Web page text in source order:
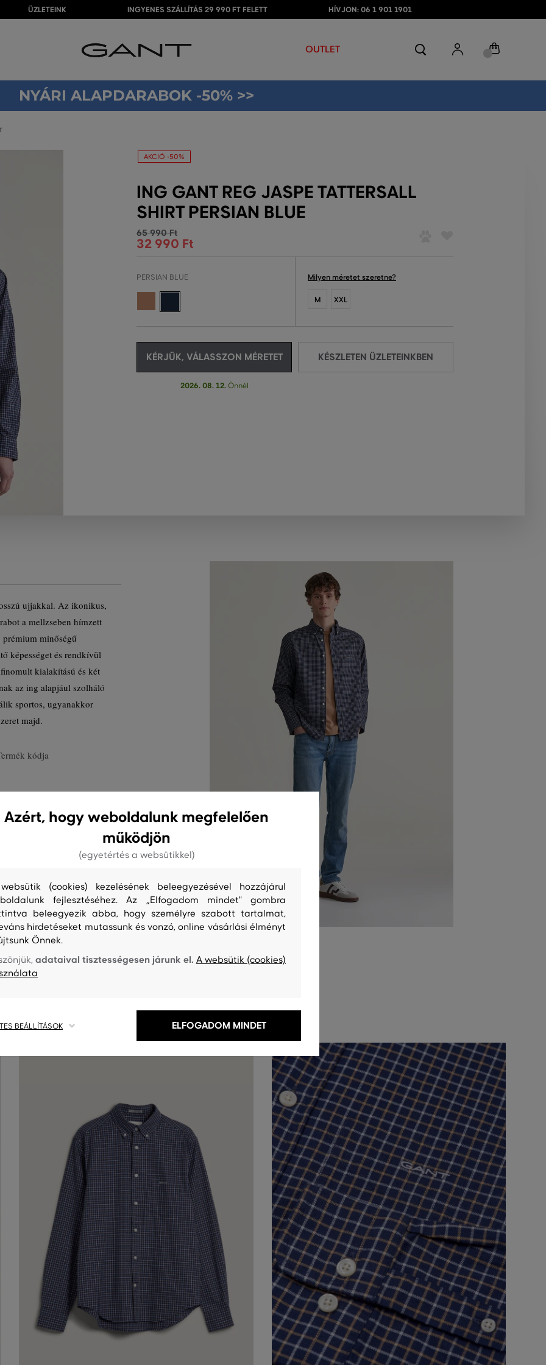
ÜZLETEINK INGYENES SZÁLLÍTÁS 29 990 FT FELETT HÍVJON: 06 1 901 1901
OUTLET
NYÁRI ALAPDARABOK -50% >>
AKCIÓ -50%
ING GANT REG JASPE TATTERSALL
SHIRT PERSIAN BLUE
65 990 Ft
32 990 Ft
PERSIAN BLUE Milyen méretet szeretne?
M XXL
KÉRJÜK, VÁLASSZON MÉRETET
2026. 08. 12.Önnél
KÉSZLETEN ÜZLETEINKBEN
ujjakkal. Az ikonikus,
a mellzseben hímzett
minőségű
képességet és rendkívül
kialakítású és két
az ing alapjául szolháló
sportos, ugyanakkor
majd.
kódja
TISZTÍTÁS
Azért, hogy weboldalunk megfelelően
működjön
(egyetértés a websütikkel)
(cookies) kezelésének beleegyezésével hozzájárul
fejlesztéséhez. Az „Elfogadom mindet" gombra
beleegyezik abba, hogy személyre szabott tartalmat,
hirdetéseket mutassunk és vonzó, online vásárlási élményt
Önnek.
adataival tisztességesen járunk el. A websütik (cookies)
BEÁLLÍTÁSOK ELFOGADOM MINDET